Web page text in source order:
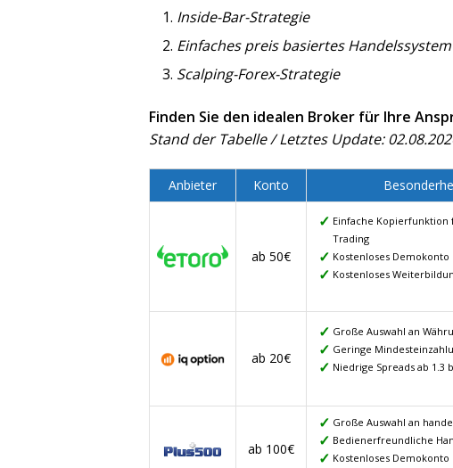
Inside-Bar-Strategie
Einfaches preis basiertes Handelssystem
Scalping-Forex-Strategie
Finden Sie den idealen Broker für Ihre
Stand der Tabelle / Letztes Update:
Anbieter Konto
ab 50€
Einfache Kopierfunktion
Trading
Kostenloses Demokonto
Kostenloses
ab 20€
Große Auswahl an
Geringe
Niedrige Spreads ab 1.3
ab 100€
Große Auswahl an
Bedienerfreundliche
Kostenloses Demokonto